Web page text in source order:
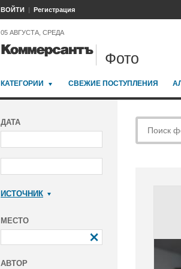
ВОЙТИ Регистрация
05 АВГУСТА, СРЕДА
Фото
КАТЕГОРИИ СВЕЖИЕ ПОСТУПЛЕНИЯ
ДАТА
ИСТОЧНИК
МЕСТО
АВТОР